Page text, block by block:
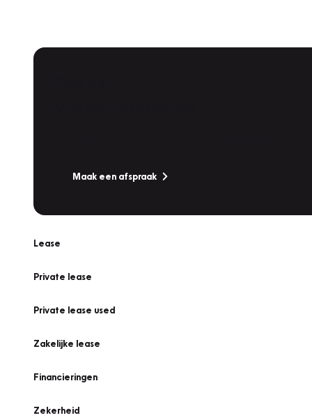
Maak een afspraak
Lease
Private lease
Private lease used
Zakelijke lease
Financieringen
Zekerheid